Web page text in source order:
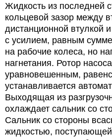
Жидкость из последней
кольцевой зазор между
дистанционной втулкой
с усилием, равным
на рабочие колеса, но
нагнетания. Ротор
уравновешенным,
устанавливается
Выходящая из
охлаждает сальник со
Сальник со стороны
жидкостью,